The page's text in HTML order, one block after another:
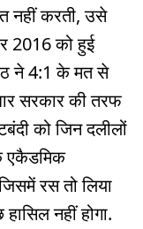
नहीं करती, उसे
2016 को हुई
ने 4:1 के मत से
सरकार की तरफ
को जिन दलीलों
एकैडमिक
रस तो लिया
नहीं होगा.